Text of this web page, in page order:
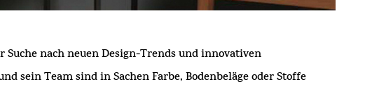
nach neuen Design-Trends und innovativen
sein Team sind in Sachen Farbe, Bodenbeläge oder Stoffe